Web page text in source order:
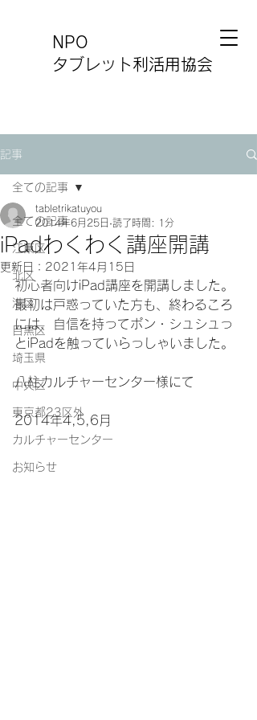
NPO
タブレット利活用協会
記事
全ての記事
江東区
北区
港区
目黒区
埼玉県
中央区
東京都23区外
カルチャーセンター
お知らせ
全ての記事
iPadわくわく講座開講
tabletrikatuyou
2014年6月25日 読了時間: 1分
更新日： 2021年4月15日
初心者向けiPad講座を開講しました。
最初は戸惑っていた方も、終わるころ
には、自信を持ってポン・シュシュっ
とiPadを触っていらっしゃいました。
八柱カルチャーセンター様にて
2014年4,5,6月